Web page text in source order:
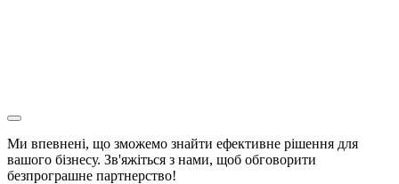
Ми впевнені, що зможемо знайти ефективне рішення для
вашого бізнесу. Зв'яжіться з нами, щоб обговорити
безпрограшне партнерство!